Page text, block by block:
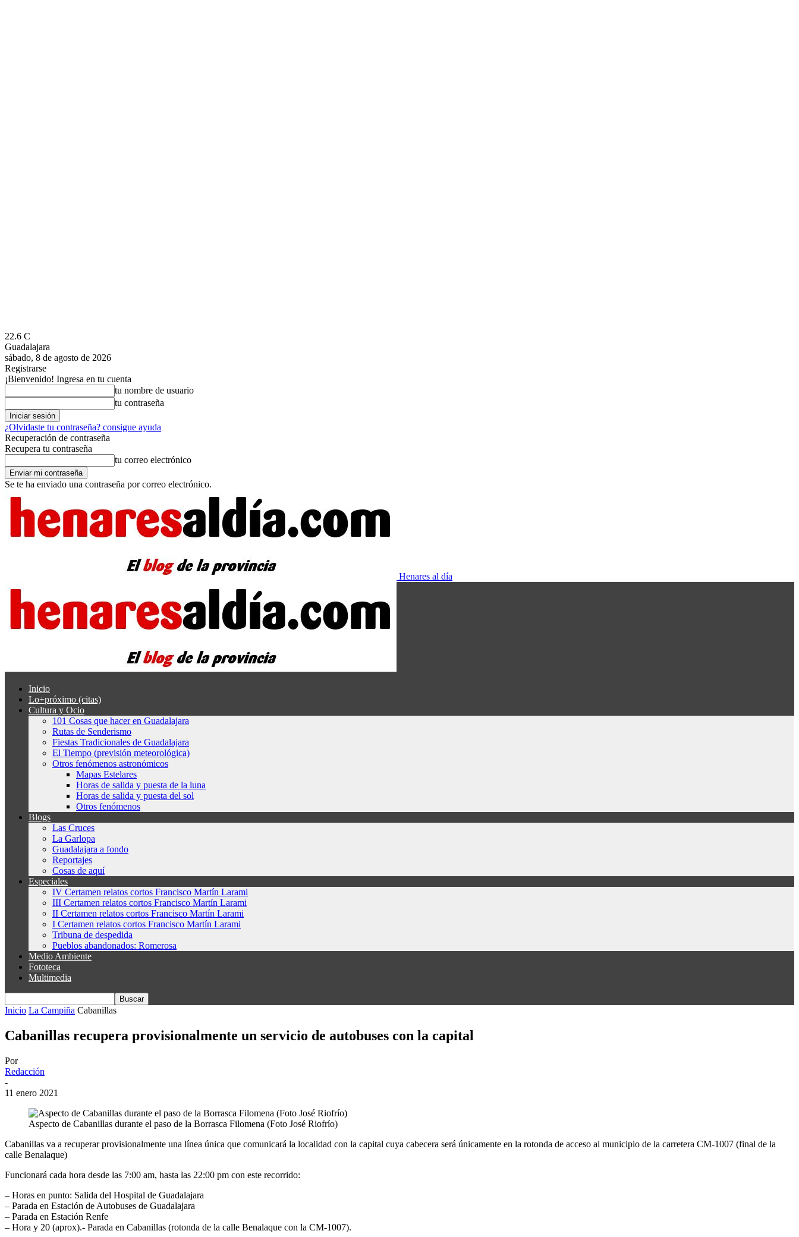
22.6 C
Guadalajara
sábado, 8 de agosto de 2026
Registrarse
¡Bienvenido! Ingresa en tu cuenta
tu nombre de usuario
tu contraseña
¿Olvidaste tu contraseña? consigue ayuda
Recuperación de contraseña
Recupera tu contraseña
tu correo electrónico
Se te ha enviado una contraseña por correo electrónico.
Henares al día
Inicio
Lo+próximo (citas)
Cultura y Ocio
101 Cosas que hacer en Guadalajara
Rutas de Senderismo
Fiestas Tradicionales de Guadalajara
El Tiempo (previsión meteorológica)
Otros fenómenos astronómicos
Mapas Estelares
Horas de salida y puesta de la luna
Horas de salida y puesta del sol
Otros fenómenos
Blogs
Las Cruces
La Garlopa
Guadalajara a fondo
Reportajes
Cosas de aquí
Especiales
IV Certamen relatos cortos Francisco Martín Larami
III Certamen relatos cortos Francisco Martín Larami
II Certamen relatos cortos Francisco Martín Larami
I Certamen relatos cortos Francisco Martín Larami
Tribuna de despedida
Pueblos abandonados: Romerosa
Medio Ambiente
Fototeca
Multimedia
Inicio La Campiña Cabanillas
Cabanillas recupera provisionalmente un servicio de autobuses con la capital
Por
Redacción
-
11 enero 2021
Aspecto de Cabanillas durante el paso de la Borrasca Filomena (Foto José Riofrío)
Cabanillas va a recuperar provisionalmente una línea única que comunicará la localidad con la capital cuya cabecera será únicamente en la rotonda de acceso al municipio de la carretera CM-1007 (final de la
calle Benalaque)
Funcionará cada hora desde las 7:00 am, hasta las 22:00 pm con este recorrido:
– Horas en punto: Salida del Hospital de Guadalajara
– Parada en Estación de Autobuses de Guadalajara
– Parada en Estación Renfe
– Hora y 20 (aprox).- Parada en Cabanillas (rotonda de la calle Benalaque con la CM-1007).